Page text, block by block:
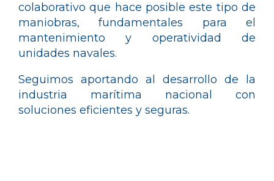
colaborativo que hace posible este tipo de
maniobras, fundamentales para el
mantenimiento y operatividad de
unidades navales.
Seguimos aportando al desarrollo de la
industria marítima nacional con
soluciones eficientes y seguras.